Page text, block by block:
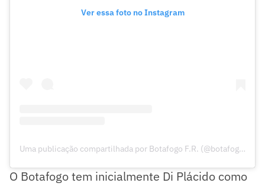
Ver essa foto no Instagram
Uma publicação compartilhada por Botafogo F.R. (@botafogo)
O Botafogo tem inicialmente Di Plácido como